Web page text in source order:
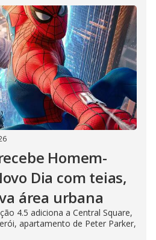
Homem-
Dia com teias,
área urbana
4.5 adiciona a Central Square,
apartamento de Peter Parker,